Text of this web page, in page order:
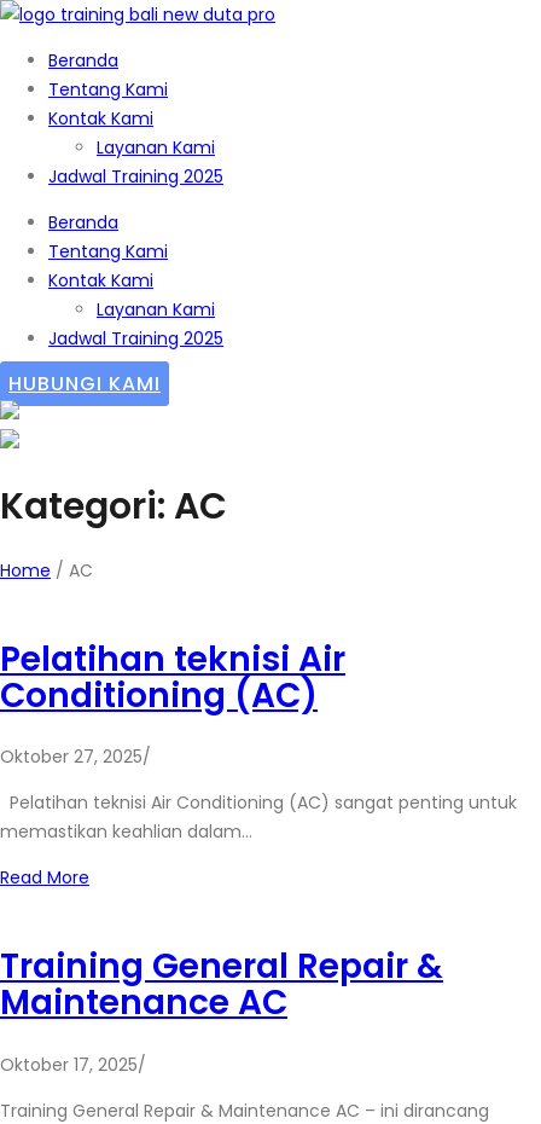
Beranda
Tentang Kami
Kontak Kami
Layanan Kami
Jadwal Training 2025
Beranda
Tentang Kami
Kontak Kami
Layanan Kami
Jadwal Training 2025
HUBUNGI KAMI
Kategori: AC
Home / AC
Pelatihan teknisi Air
Conditioning (AC)
Oktober 27, 2025/
Pelatihan teknisi Air Conditioning (AC) sangat penting untuk
memastikan keahlian dalam…
Read More
Training General Repair &
Maintenance AC
Oktober 17, 2025/
Training General Repair & Maintenance AC – ini dirancang